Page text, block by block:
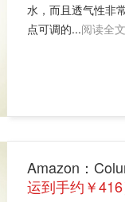
水，而且透气性非
点可调的...阅读全文
Amazon：
运到手约￥